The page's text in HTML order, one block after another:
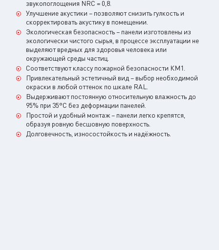
звукопоглощения NRC = 0,8.
Улучшение акустики – позволяют снизить гулкость и
скорректировать акустику в помещении.
Экологическая безопасность – панели изготовлены из
экологически чистого сырья, в процессе эксплуатации не
выделяют вредных для здоровья человека или
окружающей среды частиц.
Соответствуют классу пожарной безопасности КМ1.
Привлекательный эстетичный вид – выбор необходимой
окраски в любой оттенок по шкале RAL.
Выдерживают постоянную относительную влажность до
95% при 35°С без деформации панелей.
Простой и удобный монтаж – панели легко крепятся,
образуя ровную бесшовную поверхность.
Долговечность, износостойкость и надёжность.